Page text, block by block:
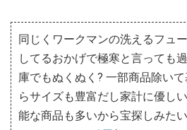
同じくワークマンの洗えるフュ
してるおかげで極寒と言っても
庫でもぬくぬく? 一部商品除い
らサイズも豊富だし家計に優し
能な商品も多いから宝探しみた